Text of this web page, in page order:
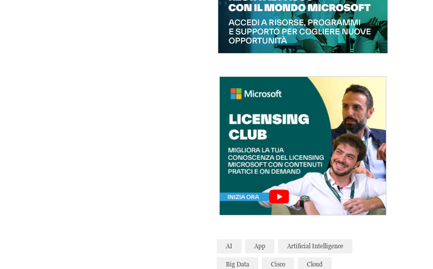
AI App Artificial Intelligence
Big Data Cisco Cloud